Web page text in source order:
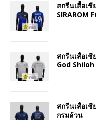
สกรีนเสื้อเชี
SIRAROM
สกรีนเสื้อเ
God
สกรีนเสื้อเชี
กรมล้วน